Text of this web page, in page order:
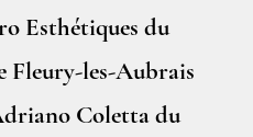
Esthétiques du
Fleury-les-Aubrais
Coletta du